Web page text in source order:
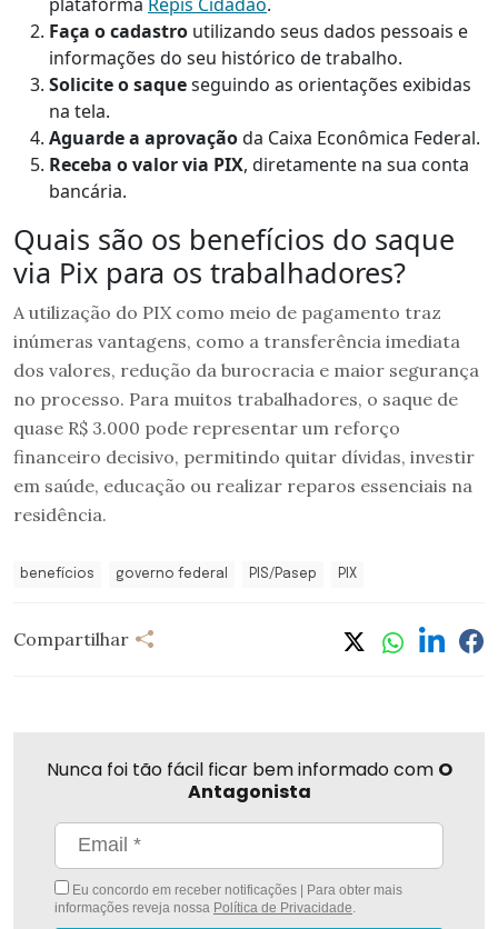
Faça o cadastro utilizando seus dados pessoais e
informações do seu histórico de trabalho.
Solicite o saqueseguindo as orientações exibidas
na tela.
Aguarde a aprovaçãoda Caixa Econômica Federal.
Receba o valor via PIX, diretamente na sua conta
bancária.
Quais são os benefícios do saque
via Pix para os trabalhadores?
A utilização do PIX como meio de pagamento traz
inúmeras vantagens, como a transferência imediata
dos valores, redução da burocracia e maior segurança
no processo. Para muitos trabalhadores, o saque de
quase R$ 3.000 pode representar um reforço
financeiro decisivo, permitindo quitar dívidas, investir
em saúde, educação ou realizar reparos essenciais na
residência.
benefícios governo federal PIS/Pasep PIX
Compartilhar
Nunca foi tão fácil ficar bem informado com O
Antagonista
Eu concordo em receber notificações | Para obter mais
informações reveja nossa Política de Privacidade.